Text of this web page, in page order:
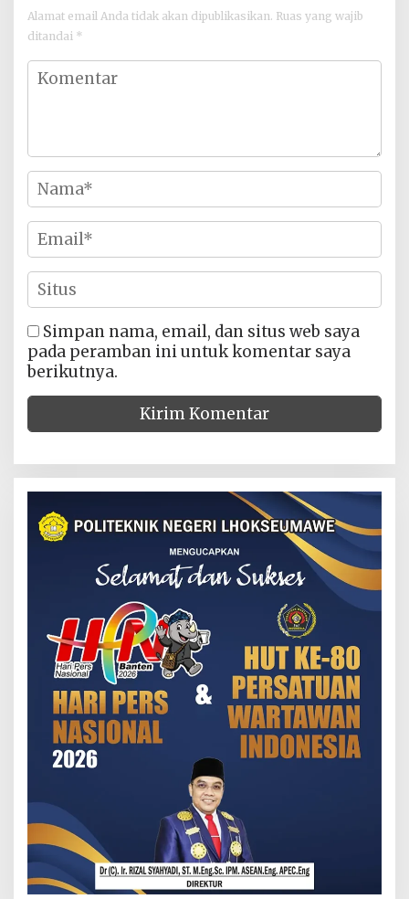
Alamat email Anda tidak akan dipublikasikan. Ruas yang wajib
ditandai *
Simpan nama, email, dan situs web saya
pada peramban ini untuk komentar saya
berikutnya.